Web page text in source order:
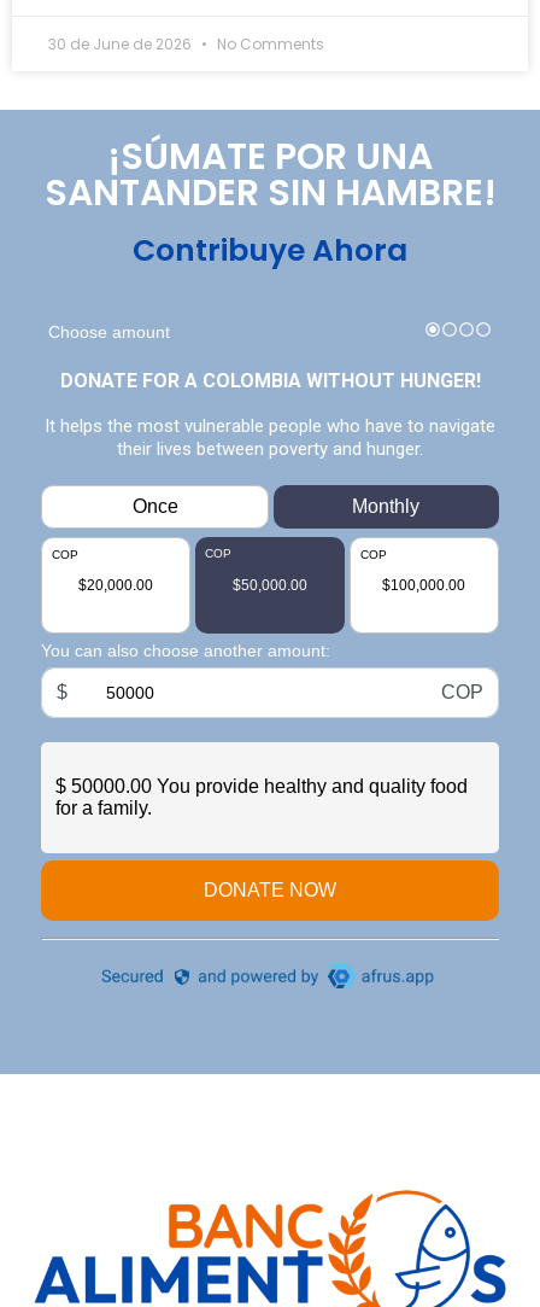
30 de June de 2026 No Comments
¡SÚMATE POR UNA
SANTANDER SIN HAMBRE!
Contribuye Ahora